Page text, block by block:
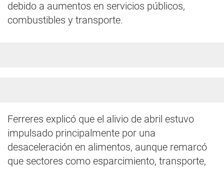
debido a aumentos en servicios públicos,
combustibles y transporte.
Ferreres explicó que el alivio de abril estuvo
impulsado principalmente por una
desaceleración en alimentos, aunque remarcó
que sectores como esparcimiento, transporte,